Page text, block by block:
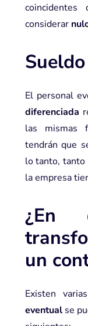
considerar
Sueldo
El personal
diferenciada
las mismas
tendrán que
lo tanto,
la empresa
¿En
un
Existen
eventual se